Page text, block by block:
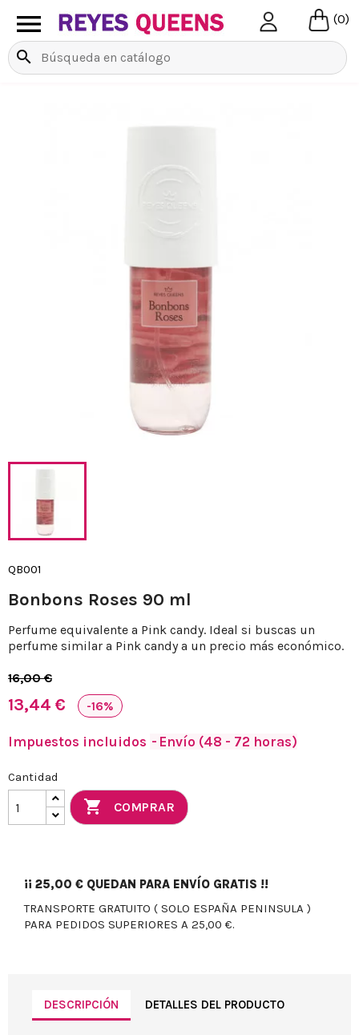
 (0)
search
QB001
Bonbons Roses 90 ml
Perfume equivalente a Pink candy. Ideal si buscas un
perfume similar a Pink candy a un precio más económico.
16,00 €
13,44 € -16%
Impuestos incluidos Envío (48 - 72 horas)
Cantidad
 COMPRAR
¡¡ 25,00 € QUEDAN PARA ENVÍO GRATIS !!
TRANSPORTE GRATUITO ( SOLO ESPAÑA PENINSULA )
PARA PEDIDOS SUPERIORES A 25,00 €.
DESCRIPCIÓN DETALLES DEL PRODUCTO